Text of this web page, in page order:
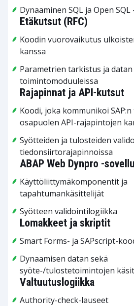
ABAP Web Dynpro -
Käyttöliittymäkomponentit ja
tapahtumankäsittelijät
Syötteen validointilogiikka
Lomakkeet ja skriptit
Smart Forms- ja SAPscript-
Dynaamisen datan sekä
syöte-/tulostetoimintojen
Dynaaminen SQL ja Open
Valtuutuslogiikka
Authority-check-lauseet
Etäkutsut (RFC)
Koodin vuorovaikutus
kanssa
Parametrien tarkistus ja datan
toimintomoduuleissa
Rajapinnat ja API-kutsut
Koodi, joka kommunikoi
osapuolen API-rajapintojen
Syötteiden ja tulosteiden
tiedonsiirtorajapinnoissa